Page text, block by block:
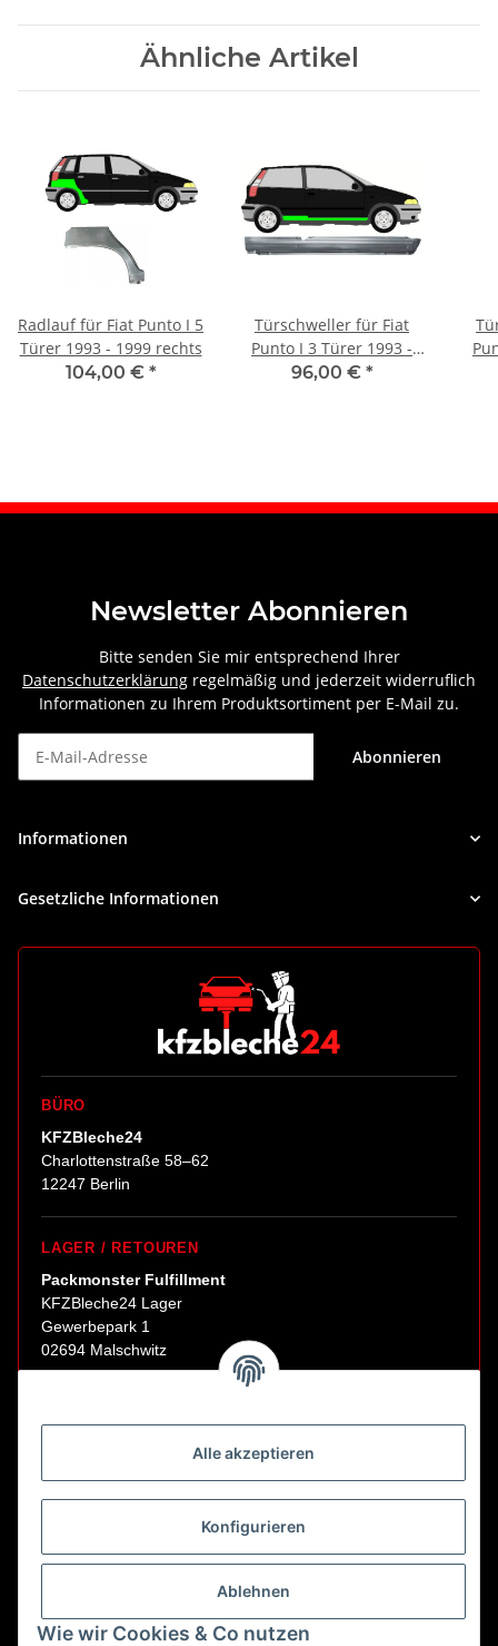
Alle akzeptieren
Konfigurieren
Ablehnen
Wie wir Cookies & Co nutzen
Ähnliche Artikel
Radlauf für Fiat Punto I 5
Türer 1993 - 1999 rechts
104,00 € *
Türschweller für Fiat
Punto I 3 Türer 1993 -
1999 rechts
96,00 € *
Newsletter Abonnieren
Bitte senden Sie mir entsprechend Ihrer
Datenschutzerklärung regelmäßig und jederzeit widerruflich
Informationen zu Ihrem Produktsortiment per E-Mail zu.
Abonnieren
Informationen
Gesetzliche Informationen
BÜRO
KFZBleche24
Charlottenstraße 58–62
12247 Berlin
LAGER / RETOUREN
Packmonster Fulfillment
KFZBleche24 Lager
Gewerbepark 1
02694 Malschwitz
Abholungen nur nach Terminvereinbarung.
E-Mail:sales@kfzbleche24.de
Vertrag widerrufen
* Alle Preise inkl. gesetzlicher USt., zzgl.Versand